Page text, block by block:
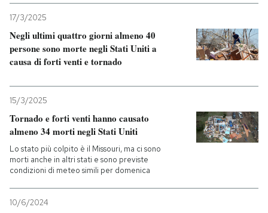
NEWSLETTER
I MIEI PREFERITI
SHOP
CALENDARIO
AREA PERSONALE
Entra
17/3/2025
Negli ultimi quattro giorni almeno 40
persone sono morte negli Stati Uniti a
causa di forti venti e tornado
15/3/2025
Tornado e forti venti hanno causato
almeno 34 morti negli Stati Uniti
Lo stato più colpito è il Missouri, ma ci sono
morti anche in altri stati e sono previste
condizioni di meteo simili per domenica
10/6/2024